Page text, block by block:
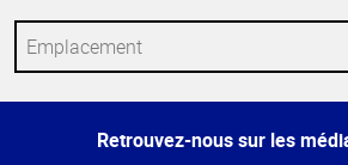
Retrouvez-nous sur les